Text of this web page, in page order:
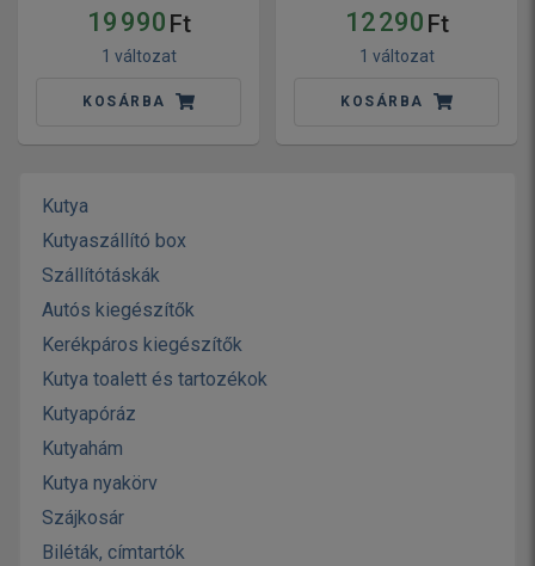
19 990 Ft
1 változat
KOSÁRBA
12 290 Ft
1 változat
KOSÁRBA
Kutya
Kutyaszállító box
Szállítótáskák
Autós kiegészítők
Kerékpáros kiegészítők
Kutya toalett és tartozékok
Kutyapóráz
Kutyahám
Kutya nyakörv
Szájkosár
Biléták, címtartók